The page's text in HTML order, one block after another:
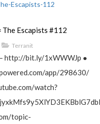
Escapists #112
Terranit
bit.ly/1xWWWJp ●
app/298630/
watch?
topic-